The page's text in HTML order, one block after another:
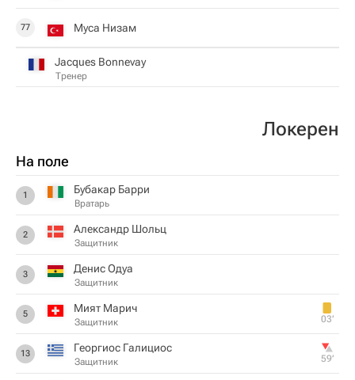
77 Муса Низам
Jacques Bonnevay
Тренер
Локерен
На поле
1 Бубакар Барри
Вратарь
2 Александр Шольц
Защитник
3 Денис Одуа
Защитник
5 Мият Марич
Защитник 03‎’‎
13 Георгиос Галициос
Защитник 59‎’‎